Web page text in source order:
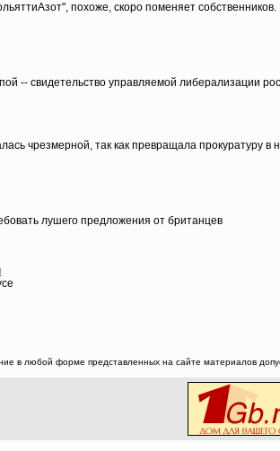
похоже, скоро поменяет
-- свидетельство управляемой либерализации
чрезмерной, так как превращала прокуратуру
лушего предложения от британцев
в любой форме представленных на сайте материалов